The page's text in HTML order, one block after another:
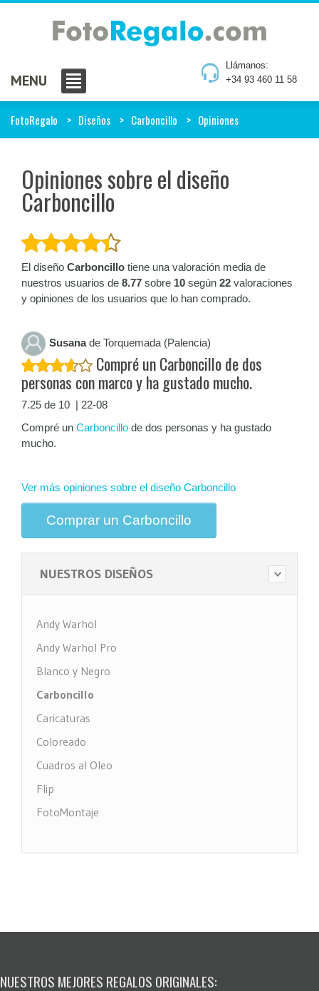
Llámanos:
+34 93 460 11 58
MENU
FotoRegalo Diseños Carboncillo Opiniones
Opiniones sobre el diseño
Carboncillo
El diseño Carboncillo tiene una valoración media de
nuestros usuarios de 8.77 sobre 10 según 22 valoraciones
y opiniones de los usuarios que lo han comprado.
Susanade Torquemada (Palencia)
Compré un Carboncillo de dos
personas con marco y ha gustado mucho.
7.25 de 10 | 22-08
Compré un Carboncillo de dos personas y ha gustado
mucho.
Ver más opiniones sobre el diseño Carboncillo
Comprar un Carboncillo
NUESTROS DISEÑOS
Andy Warhol
Andy Warhol Pro
Blanco y Negro
Carboncillo
Caricaturas
Coloreado
Cuadros al Oleo
Flip
FotoMontaje
Puntos
Stencil
NUESTROS MEJORES REGALOS ORIGINALES: